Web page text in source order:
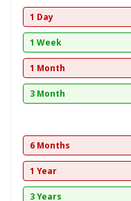
1 Day
1 Week
1 Month
3 Month
6 Months
1 Year
3 Years